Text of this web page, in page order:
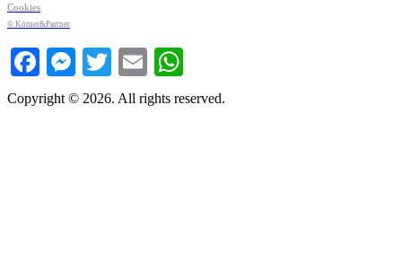
Cookies
© Körner&Partner
Facebook
Messenger
Twitter
Email
Copyright © 2026. All rights reserved.